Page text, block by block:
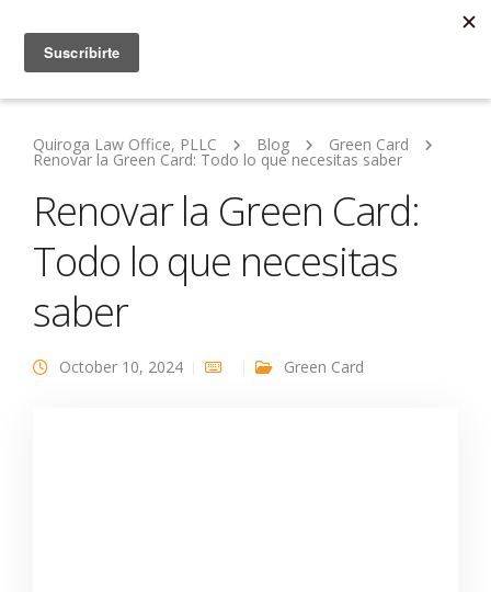
Quiroga Law Office, PLLC Blog Green Card
Renovar la Green Card: Todo lo que necesitas saber
Renovar la Green Card:
Todo lo que necesitas
saber
October 10, 2024 Green Card